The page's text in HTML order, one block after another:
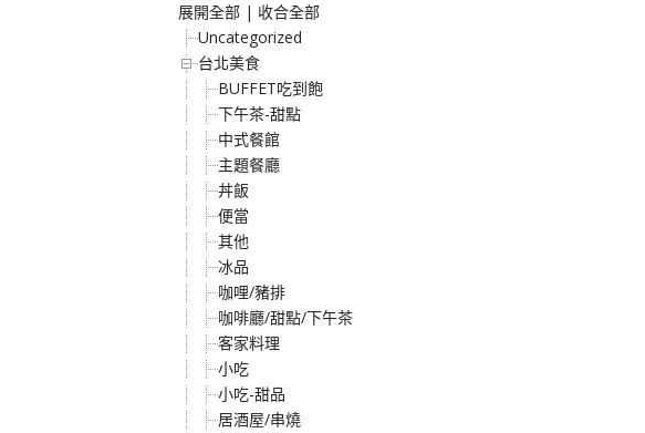
展開全部 | 收合全部
Uncategorized
台北美食
BUFFET吃到飽
下午茶-甜點
中式餐館
主題餐廳
丼飯
便當
其他
冰品
咖哩/豬排
咖啡廳/甜點/下午茶
客家料理
小吃
小吃-甜品
居酒屋/串燒